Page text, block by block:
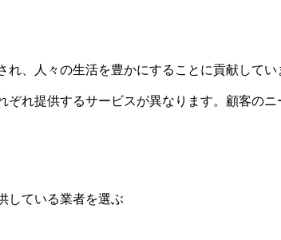
、人々の生活を豊かにすることに貢献してい
れ提供するサービスが異なります。顧客の
している業者を選ぶ